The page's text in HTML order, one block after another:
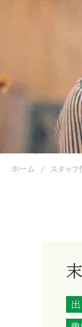
ホーム スタッフ